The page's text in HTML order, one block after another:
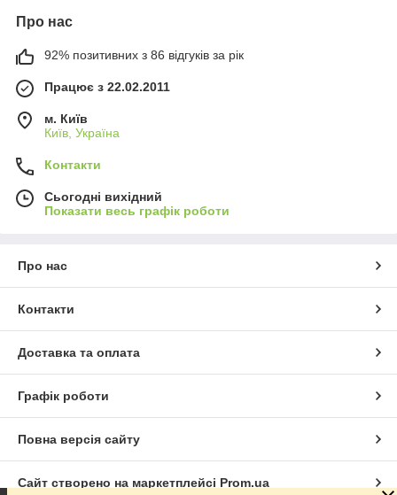
Про нас
92% позитивних з 86 відгуків за рік
Працює з 22.02.2011
м. Київ
Київ, Україна
Контакти
Сьогодні вихідний
Показати весь графік роботи
Про нас
Контакти
Доставка та оплата
Графік роботи
Повна версія сайту
Сайт створено на маркетплейсі Prom.ua